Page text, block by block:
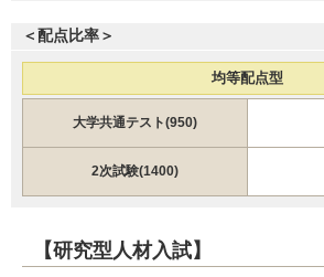
帝京大学 一般（群馬枠）
聖マリアンナ医科大学 一般（前期）
愛知医科大学 一般
名古屋大学 推薦
昭和医科大学 新潟県地域枠
昭和医科大学 茨城県地域枠
昭和医科大学 山梨県地域枠
＜配点比率＞
均等配点型
大学共通テスト(950)
2次試験(1400)
【研究型人材入試】